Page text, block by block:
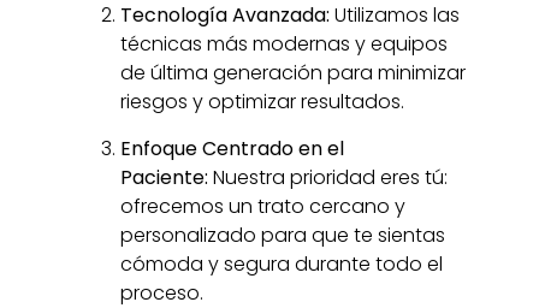
Tecnología Avanzada:Utilizamos las
técnicas más modernas y equipos
de última generación para minimizar
riesgos y optimizar resultados.
Enfoque Centrado en el
Paciente:Nuestra prioridad eres tú:
ofrecemos un trato cercano y
personalizado para que te sientas
cómoda y segura durante todo el
proceso.